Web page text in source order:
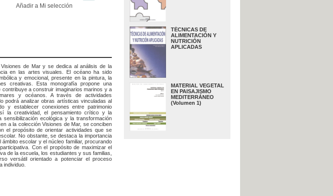
TÉCNICAS DE
ALIMENTACIÓN Y
NUTRICIÓN
APLICADAS
MATERIAL VEGETAL
EN PAISAJISMO
MEDITERRÁNEO
(Volumen 1)
Añadir a Mi selección
de Mar y se dedica al análisis de la
en las artes visuales. El océano ha sido
y emocional, presente en la pintura, la
creativas. Esta monografía propone una
a construir imaginarios marinos y a
y océanos. A través de actividades
podrá analizar obras artísticas vinculadas al
y establecer conexiones entre patrimonio
la creatividad, el pensamiento crítico y la
ecológica y la transformación
a la colección Visiones de Mar, se conciben
el propósito de orientar actividades que se
No obstante, se destaca la importancia
escolar y el núcleo familiar, procurando
Con el propósito de maximizar el
de la escuela, los estudiantes y sus familias,
versátil orientado a potenciar el proceso
individuo.